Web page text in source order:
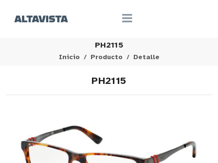
PH2115
Inicio Producto Detalle
PH2115